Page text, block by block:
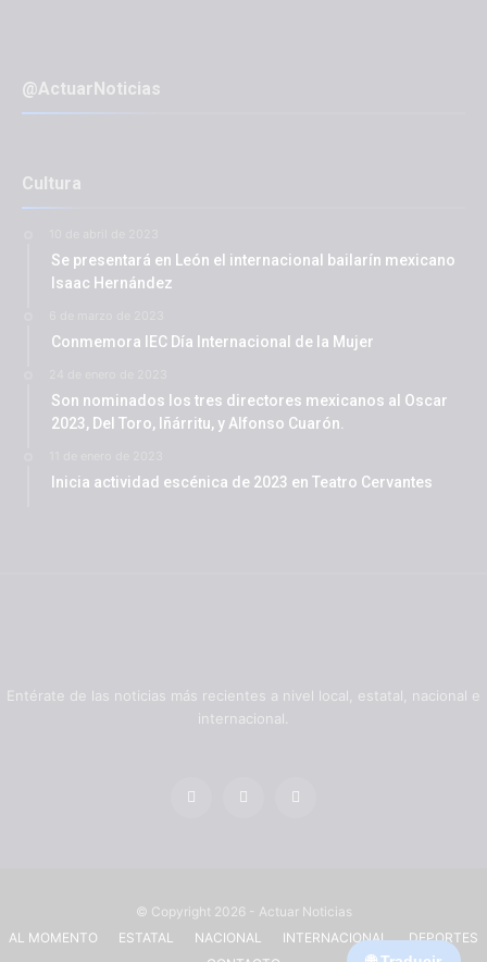
@ActuarNoticias
Cultura
Se presentará en León el internacional bailarín mexicano
Isaac Hernández
Conmemora IEC Día Internacional de la Mujer
Son nominados los tres directores mexicanos al Oscar
2023, Del Toro, Iñárritu, y Alfonso Cuarón.
Inicia actividad escénica de 2023 en Teatro Cervantes
Entérate de las noticias más recientes a nivel local, estatal, nacional e
internacional.
© Copyright 2026 - Actuar Noticias
AL MOMENTO
ESTATAL NACIONAL INTERNACIONAL
DEPORTES